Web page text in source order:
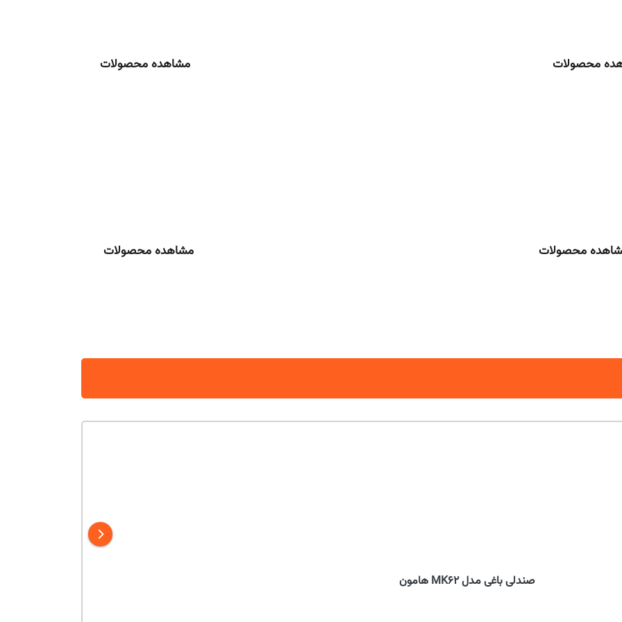
محصولات مشاهده محصولات
محصولات مشاهده محصولات
صندلی باغی مدل MK62 هامون